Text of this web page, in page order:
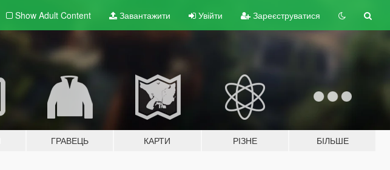
Show Adult Content Завантажити Увійти Зареєструватися
ГРАВЕЦЬ КАРТИ РІЗНЕ БІЛЬШЕ